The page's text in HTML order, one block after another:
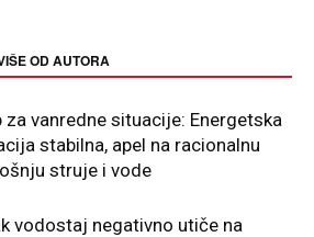
OD AUTORA
za vanredne situacije: Energetska
stabilna, apel na racionalnu
struje i vode
vodostaj negativno utiče na